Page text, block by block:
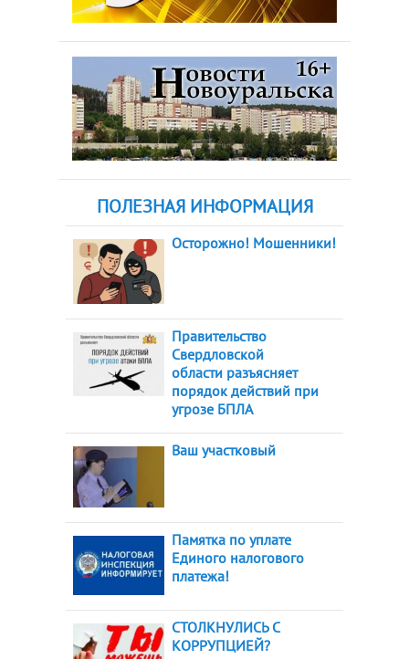
ПОЛЕЗНАЯ ИНФОРМАЦИЯ
Осторожно! Мошенники!
Правительство
Свердловской
области разъясняет
порядок действий при
угрозе БПЛА
Ваш участковый
Памятка по уплате
Единого налогового
платежа!
СТОЛКНУЛИСЬ С
КОРРУПЦИЕЙ?